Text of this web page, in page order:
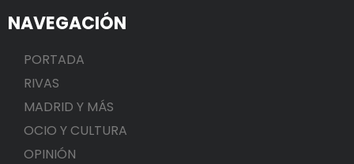
NAVEGACIÓN
PORTADA
RIVAS
MADRID Y MÁS
OCIO Y CULTURA
OPINIÓN